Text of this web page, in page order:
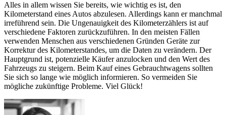
Alles in allem wissen Sie bereits, wie wichtig es ist, den
Kilometerstand eines Autos abzulesen. Allerdings kann er manchmal
irreführend sein. Die Ungenauigkeit des Kilometerzählers ist auf
verschiedene Faktoren zurückzuführen. In den meisten Fällen
verwenden Menschen aus verschiedenen Gründen Geräte zur
Korrektur des Kilometerstandes, um die Daten zu verändern. Der
Hauptgrund ist, potenzielle Käufer anzulocken und den Wert des
Fahrzeugs zu steigern. Beim Kauf eines Gebrauchtwagens sollten
Sie sich so lange wie möglich informieren. So vermeiden Sie
mögliche zukünftige Probleme. Viel Glück!